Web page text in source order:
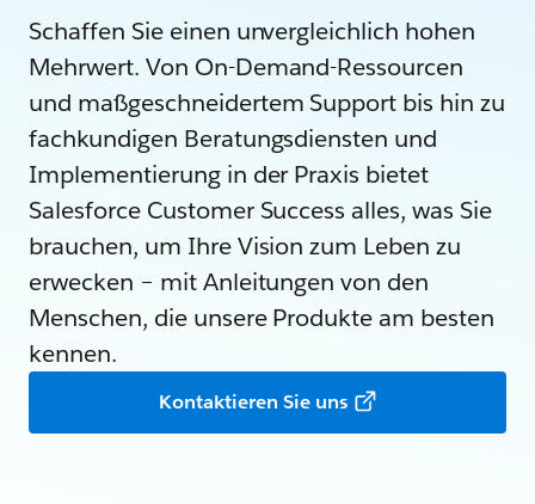
Schaffen Sie einen unvergleichlich hohen
Mehrwert. Von On-Demand-Ressourcen
und maßgeschneidertem Support bis hin zu
fachkundigen Beratungsdiensten und
Implementierung in der Praxis bietet
Salesforce Customer Success alles, was Sie
brauchen, um Ihre Vision zum Leben zu
erwecken – mit Anleitungen von den
Menschen, die unsere Produkte am besten
kennen.
Kontaktieren Sie uns